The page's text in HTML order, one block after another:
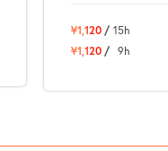
¥1,120 / 15h
¥1,120 / 9h